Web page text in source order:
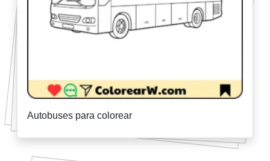
Autobuses para colorear